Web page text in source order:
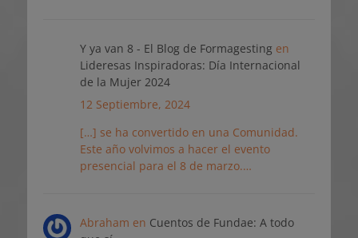
Y ya van 8 - El Blog de Formagesting en
Lideresas Inspiradoras: Día Internacional
de la Mujer 2024
12 Septiembre, 2024
[…] se ha convertido en una Comunidad.
Este año volvimos a hacer el evento
presencial para el 8 de marzo.…
Abraham en Cuentos de Fundae: A todo